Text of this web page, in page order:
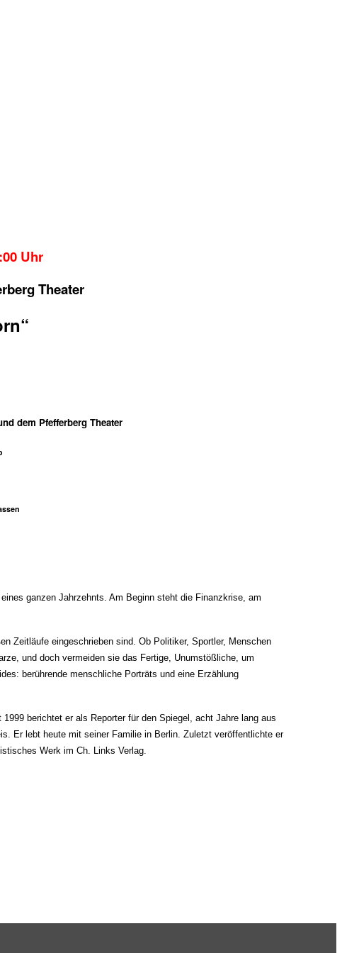
Uhr
Theater
dem Pfefferberg Theater
ganzen Jahrzehnts. Am Beginn steht die Finanzkrise, am
Zeitläufe eingeschrieben sind. Ob Politiker, Sportler, Menschen
und doch vermeiden sie das Fertige, Unumstößliche, um
berührende menschliche Porträts und eine Erzählung
berichtet er als Reporter für den Spiegel, acht Jahre lang aus
Er lebt heute mit seiner Familie in Berlin. Zuletzt veröffentlichte er
Werk im Ch. Links Verlag.